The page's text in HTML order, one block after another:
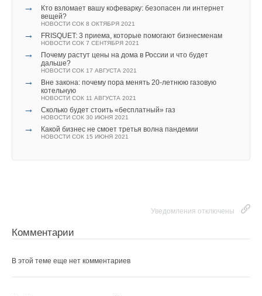
→
Кто взломает вашу кофеварку: безопасен ли интернет
вещей?
НОВОСТИ СОК 8 ОКТЯБРЯ 2021
→ FRISQUET: 3 приема, которые помогают бизнесменам
НОВОСТИ СОК 7 СЕНТЯБРЯ 2021
→
Почему растут цены на дома в России и что будет
дальше?
НОВОСТИ СОК 17 АВГУСТА 2021
→
Вне закона: почему пора менять 20-летнюю газовую
котельную
НОВОСТИ СОК 11 АВГУСТА 2021
→ Сколько будет стоить «бесплатный» газ
НОВОСТИ СОК 30 ИЮНЯ 2021
→ Какой бизнес не смоет третья волна пандемии
НОВОСТИ СОК 15 ИЮНЯ 2021
Уведомления отключены
Комментарии
В этой теме еще нет комментариев